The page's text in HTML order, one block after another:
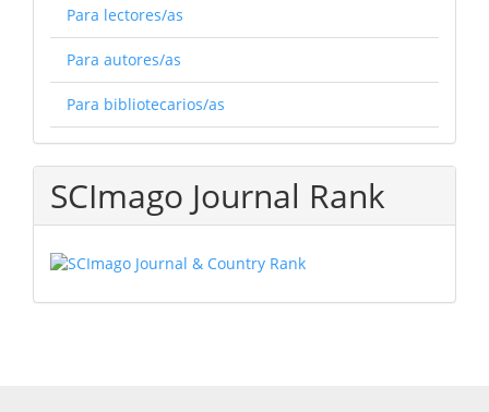
Para lectores/as
Para autores/as
Para bibliotecarios/as
SCImago Journal Rank